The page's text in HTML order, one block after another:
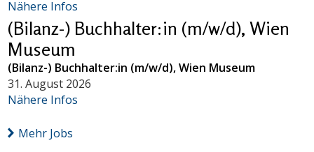
Nähere Infos
(Bilanz-) Buchhalter:in (m/w/d), Wien
Museum
(Bilanz-) Buchhalter:in (m/w/d), Wien Museum
31. August 2026
Nähere Infos
Mehr Jobs